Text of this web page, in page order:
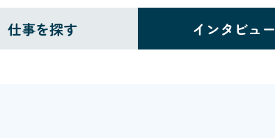
仕事を探す インタビュー